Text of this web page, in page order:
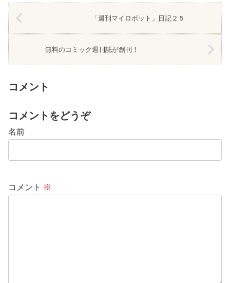
「週刊マイロボット」日記２５
無料のコミック週刊誌が創刊！
コメント
コメントをどうぞ
名前
コメント ※